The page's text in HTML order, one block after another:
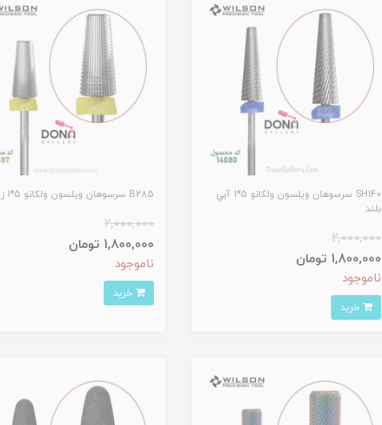
SH140 سرسوهان ويلسون ولکانو 5*1 آبي
بلند
2,000,000
1,800,000 تومان
ناموجود
B285 سرسوهان ويلسون ولکانو 5*1 زرد
2,000,000
1,800,000 تومان
ناموجود
خرید